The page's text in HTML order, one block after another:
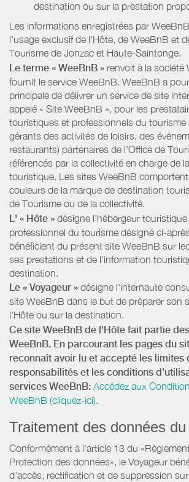
destination ou sur la prestation
Les informations enregistrées par
l’usage exclusif de l’Hôte, de WeeBnB et
Tourisme de Jonzac et Haute-Saintonge.
Le terme « WeeBnB » renvoit à la société
fournit le service WeeBnB. WeeBnB a
principale de délivrer un service de site
appelé « Site WeeBnB », pour les
touristiques et professionnels du tourisme
gérants des activités de loisirs, des
restaurants) partenaires de l’Office de
référencés par la collectivité en charge de
touristique. Les sites WeeBnB
couleurs de la marque de destination
de Tourisme ou de la collectivité.
L' « Hôte » désigne l'hébergeur touristique
professionnel du tourisme désigné ci-
bénéficient du présent site WeeBnB sur
ses prestations et de l'information
destination.
Le « Voyageur » désigne l'internaute
site WeeBnB dans le but de préparer son
l'Hôte ou sur la destination.
Ce site WeeBnB de l'Hôte fait partie
WeeBnB. En parcourant les pages du
reconnaît avoir lu et accepté les limites
responsabilités et les conditions
services WeeBnB: Accédez aux
WeeBnB (cliquez-ici).
Traitement des données
Conformément à l'article 13 du
Protection des données», le Voyageur
d’accès, rectification et de suppression